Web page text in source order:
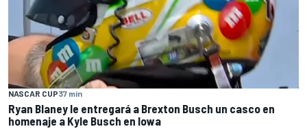
NASCAR CUP37 min
Ryan Blaney le entregará a Brexton Busch un casco en
homenaje a Kyle Busch en Iowa